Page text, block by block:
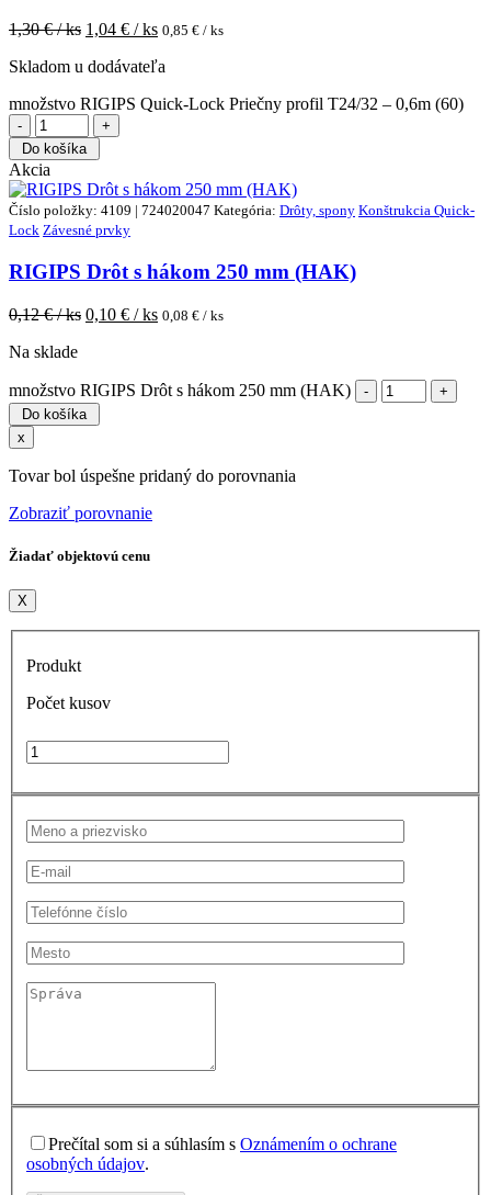
1,30€ / ks 1,04 € / ks 0,85 € / ks
Skladom u dodávateľa
množstvo RIGIPS Quick-Lock Priečny profil T24/32 – 0,6m (60)
Do košíka
Akcia
Číslo položky: 4109 | 724020047 Kategória: Drôty, spony Konštrukcia Quick-
Lock Závesné prvky
RIGIPS Drôt s hákom 250 mm (HAK)
0,12€ / ks 0,10 € / ks 0,08 € / ks
Na sklade
množstvo RIGIPS Drôt s hákom 250 mm (HAK)
Do košíka
x
Tovar bol úspešne pridaný do porovnania
Zobraziť porovnanie
Žiadať objektovú cenu
X
Produkt
Počet kusov
Prečítal som si a súhlasím s Oznámením o ochrane
osobných údajov.